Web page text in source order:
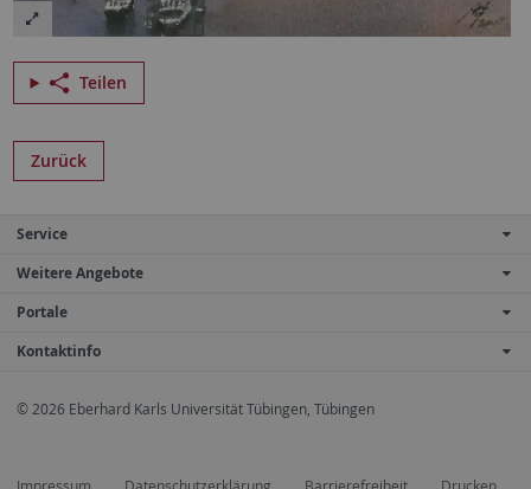
Teilen
Zurück
Service
Weitere Angebote
Portale
Kontaktinfo
© 2026 Eberhard Karls Universität Tübingen, Tübingen